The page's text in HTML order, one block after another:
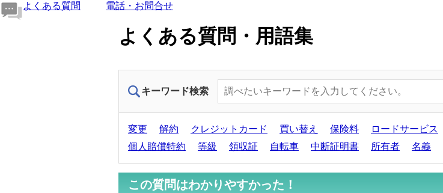
よくある質問 電話・お問合せ
よくある質問・用語集
キーワード検索
変更 解約 クレジットカード 買い替え 保険料 ロードサービス
個人賠償特約
等級 領収証 自転車 中断証明書 所有者 名義
この質問はわかりやすかった！